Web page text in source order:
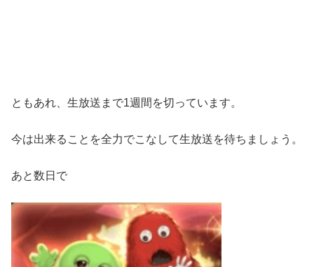
ともあれ、生放送まで1週間を切っています。
今は出来ることを全力でこなして生放送を待ちましょう。
あと数日で